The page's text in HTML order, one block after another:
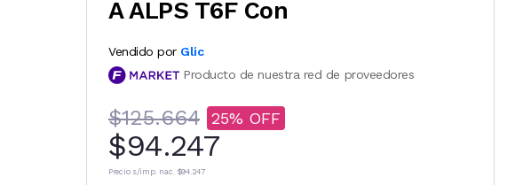
A ALPS T6F Con
Vendido por Glic
Producto de nuestra red de proveedores
$125.664 25
$94.247
Precio s/imp. nac. $94.247